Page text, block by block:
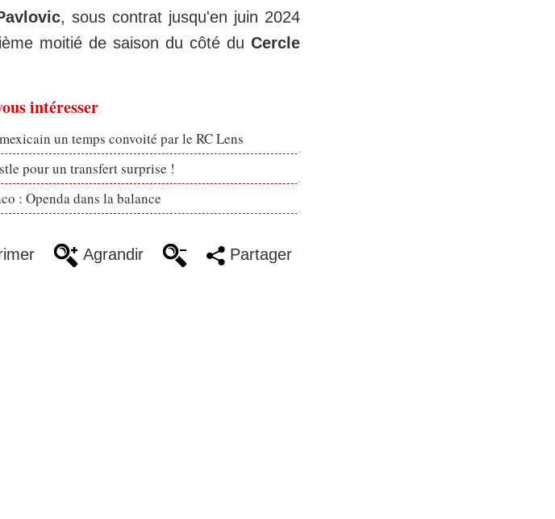
, sous contrat jusqu'en juin 2024
moitié de saison du côté du Cercle
intéresser
un temps convoité par le RC Lens
pour un transfert surprise !
: Openda dans la balance
Agrandir Partager